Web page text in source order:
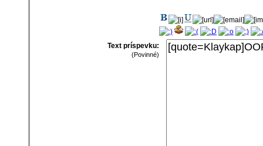
Text príspevku:
(Povinné)